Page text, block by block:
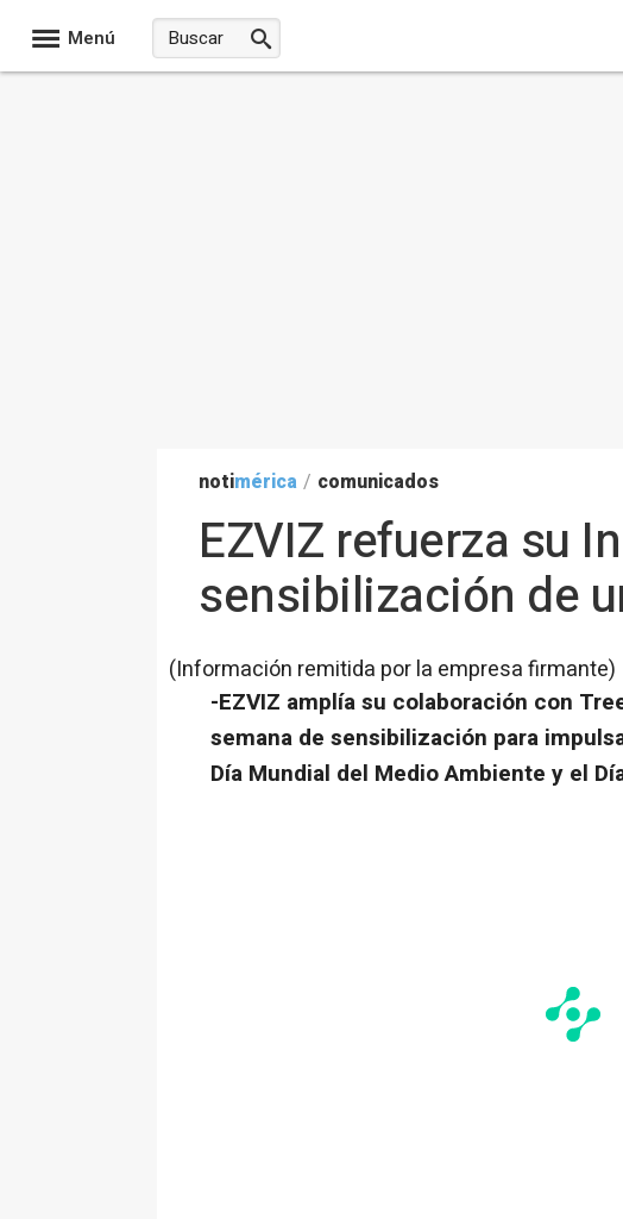
Menú
notimérica / comunicados
EZVIZ refuerza su
sensibilización de
(Información remitida por la empresa firmante)
-EZVIZ amplía su colaboración con
semana de sensibilización para
Día Mundial del Medio Ambiente y el